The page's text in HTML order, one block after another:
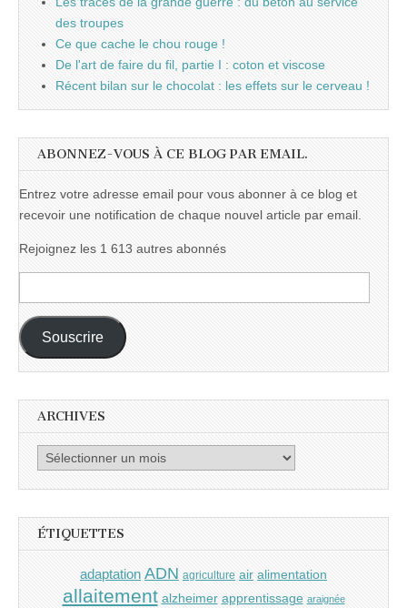
des troupes
Ce que cache le chou rouge !
De l'art de faire du fil, partie I : coton et viscose
Récent bilan sur le chocolat : les effets sur le cerveau !
ABONNEZ-VOUS À CE BLOG PAR EMAIL.
Entrez votre adresse email pour vous abonner à ce blog et
recevoir une notification de chaque nouvel article par email.
Rejoignez les 1 613 autres abonnés
e-
mail :
Souscrire
ARCHIVES
Archives
ÉTIQUETTES
adaptation ADN agriculture air alimentation
allaitement alzheimer apprentissage araignée